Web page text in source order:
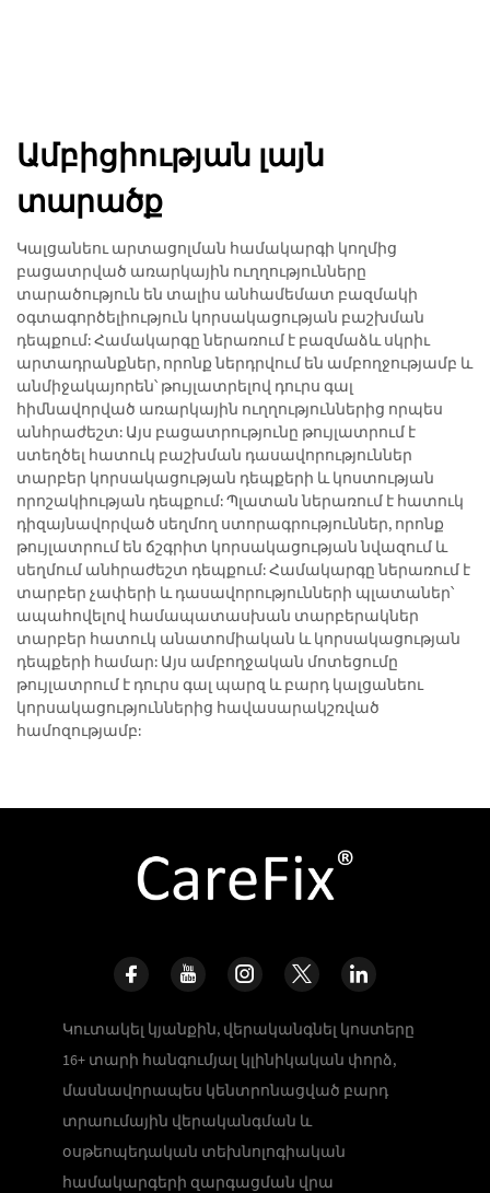
Ամբիցիության լայն
տարածք
Կալցանեու արտացոլման համակարգի կողմից
բացատրված առարկային ուղղությունները
տարածություն են տալիս անհամեմատ բազմակի
օգտագործելիություն կորսակացության բաշխման
դեպքում: Համակարգը ներառում է բազմաձև սկրիւ
արտադրանքներ, որոնք ներդրվում են ամբողջությամբ և
անմիջակայորեն՝ թույլատրելով դուրս գալ
հիմնավորված առարկային ուղղություններից որպես
անհրաժեշտ: Այս բացատրությունը թույլատրում է
ստեղծել հատուկ բաշխման դասավորություններ
տարբեր կորսակացության դեպքերի և կոստության
որոշակիության դեպքում: Պլատան ներառում է հատուկ
դիզայնավորված սեղմող ստորագրություններ, որոնք
թույլատրում են ճշգրիտ կորսակացության նվազում և
սեղմում անհրաժեշտ դեպքում: Համակարգը ներառում է
տարբեր չափերի և դասավորությունների պլատաներ՝
ապահովելով համապատասխան տարբերակներ
տարբեր հատուկ անատոմիական և կորսակացության
դեպքերի համար: Այս ամբողջական մոտեցումը
թույլատրում է դուրս գալ պարզ և բարդ կալցանեու
կորսակացություններից հավասարակշռված
համոզությամբ:
Կուտակել կյանքին, վերականգնել կոստերը
16+ տարի հանգումյալ կլինիկական փորձ,
մասնավորապես կենտրոնացված բարդ
տրաումային վերականգման և
օսթեոպեդական տեխնոլոգիական
համակարգերի զարգացման վրա